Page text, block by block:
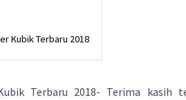
Kubik Terbaru 2018
Terbaru 2018- Terima kasih